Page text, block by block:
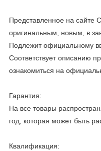
Представленное на сайте
оригинальным, новым, в
Подлежит официальному
Соответствует описанию
ознакомиться на
Гарантия:
На все товары
год, которая может быть
Квалификация: